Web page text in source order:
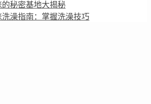
的秘密基地大揭秘
洗澡指南：掌握洗澡技巧